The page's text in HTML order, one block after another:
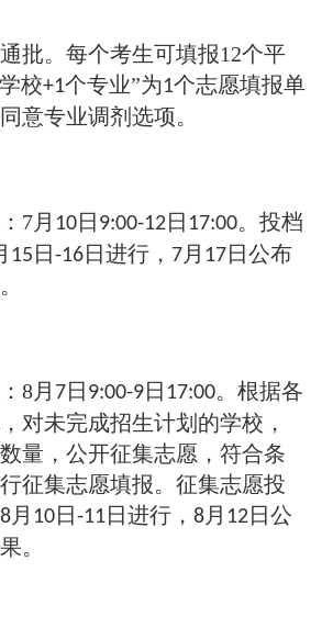
通批。每个考生可填报12个平
校+1个专业”为1个志愿填报单
意专业调剂选项。
7月 10 日 9:00-12 日 17:00。投档
15 日 -16 日进行， 7 月 17 日公布
8月 7 日 9:00-9 日 17:00。根据各
对未完成招生计划的学校，
量，公开征集志愿，符合条
征集志愿填报。征集志愿投
8 月 10 日 -11 日进行， 8 月 12 日公
。